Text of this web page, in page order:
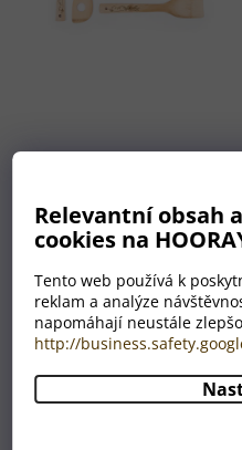
Relevantní obsah
cookies na
Tento web používá k
reklam a analýze
napomáhají neustále
http://
Pokud v 1.
odeslání
schválení
Překvapíte